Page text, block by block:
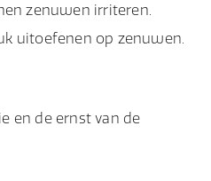
zenuwen irriteren.
uitoefenen op zenuwen.
en de ernst van de